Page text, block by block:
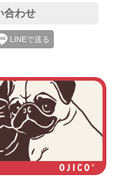
合わせ
LINEで送る